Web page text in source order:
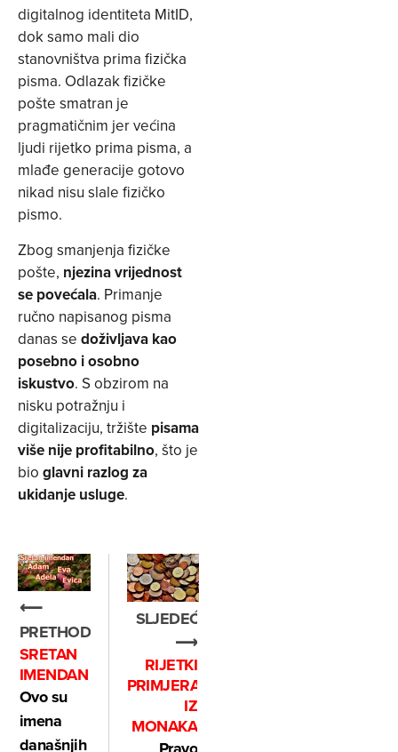
digitalnog identiteta MitID,
dok samo mali dio
stanovništva prima fizička
pisma. Odlazak fizičke
pošte smatran je
pragmatičnim jer većina
ljudi rijetko prima pisma, a
mlađe generacije gotovo
nikad nisu slale fizičko
pismo.
Zbog smanjenja fizičke
pošte, njezina vrijednost
se povećala. Primanje
ručno napisanog pisma
danas se doživljava kao
posebno i osobno
iskustvo. S obzirom na
nisku potražnju i
digitalizaciju, tržište pisama
više nije profitabilno, što je
bio glavni razlog za
ukidanje usluge.
⟵
PRETHODNO
SRETAN
IMENDAN
Ovo su
imena
današnjih
SLJEDEĆE
⟶
RIJETKI
PRIMJERAK
IZ
MONAKA